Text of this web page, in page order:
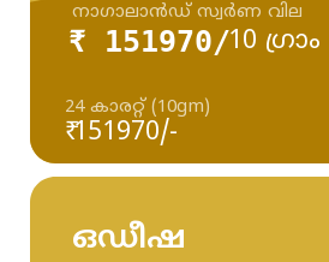
₹ 151970/10 ഗ്രാം
₹ 151970/-
24 കാരറ്റ് (10gm)
നാഗാലാൻഡ് സ്വർണ വില
ഒഡീഷ